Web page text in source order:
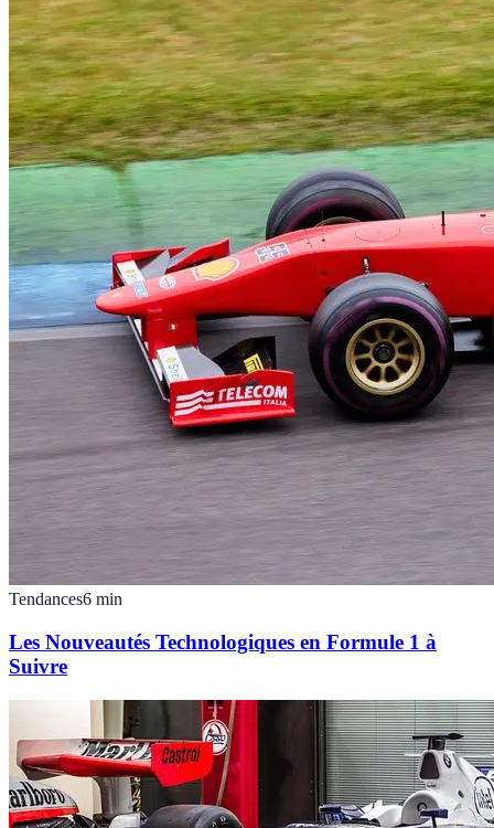
Tendances6 min
Les Nouveautés Technologiques en Formule 1 à
Suivre